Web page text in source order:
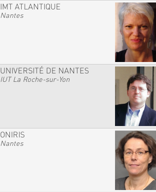
IMT ATLANTIQUE
Nantes
UNIVERSITÉ DE NANTES
IUT La Roche-sur-Yon
ONIRIS
Nantes